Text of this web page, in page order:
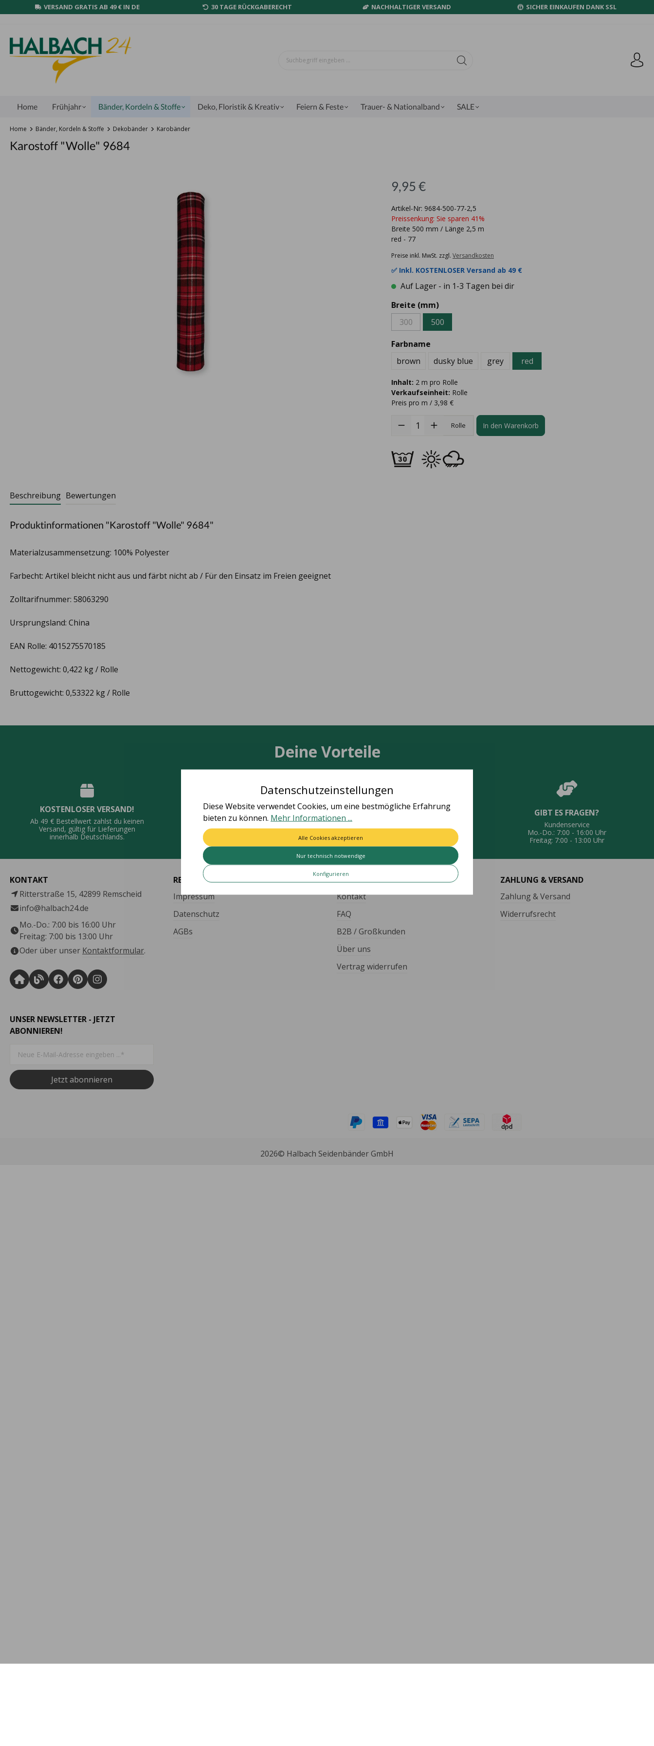
VERSAND GRATIS AB 49 € IN DE 30 TAGE RÜCKGABERECHT NACHHALTIGER VERSAND SICHER EINKAUFEN DANK SSL
Home Frühjahr Bänder, Kordeln & Stoffe Deko, Floristik & Kreativ Feiern & Feste Trauer- & Nationalband SALE
Home Bänder, Kordeln & Stoffe Dekobänder Karobänder
Karostoff "Wolle" 9684
9,95 €
Artikel-Nr: 9684-500-77-2,5
Preissenkung: Sie sparen 41%
Breite 500 mm / Länge 2,5 m
red - 77
Preise inkl. MwSt. zzgl. Versandkosten
✅ Inkl. KOSTENLOSER Versand ab 49 €
Auf Lager - in 1-3 Tagen bei dir
Breite (mm)
300
500
Farbname
brown
dusky blue grey red
Inhalt: 2 m pro Rolle
Verkaufseinheit: Rolle
Preis pro m / 3,98 €
Rolle In den Warenkorb
Beschreibung Bewertungen
Produktinformationen "Karostoff "Wolle" 9684"
Materialzusammensetzung: 100% Polyester
Farbecht: Artikel bleicht nicht aus und färbt nicht ab / Für den Einsatz im Freien geeignet
Zolltarifnummer: 58063290
Ursprungsland: China
EAN Rolle: 4015275570185
Nettogewicht: 0,422 kg / Rolle
Bruttogewicht: 0,53322 kg / Rolle
Deine Vorteile
KOSTENLOSER VERSAND!
Ab 49 € Bestellwert zahlst du keinen
Versand, gültig für Lieferungen
innerhalb Deutschlands.
QUALITÄT MADE IN GERMANY
Viele Artikel vollständig in
Schnelle und bequeme Lieferung
GIBT ES FRAGEN?
Kundenservice
Mo.-Do.: 7:00 - 16:00 Uhr
Freitag: 7:00 - 13:00 Uhr
KONTAKT
Ritterstraße 15, 42899 Remscheid
info@halbach24.de
Mo.-Do.: 7:00 bis 16:00 Uhr
Freitag: 7:00 bis 13:00 Uhr
Oder über unser Kontaktformular.
RECHTLICHES
Impressum
Datenschutz
AGBs
HILFE & KONTAKT
Kontakt
FAQ
B2B / Großkunden
Über uns
Vertrag widerrufen
ZAHLUNG & VERSAND
Zahlung & Versand
Widerrufsrecht
UNSER NEWSLETTER - JETZT
ABONNIEREN!
Jetzt abonnieren
2026© Halbach Seidenbänder GmbH
Datenschutzeinstellungen
Diese Website verwendet Cookies, um eine bestmögliche Erfahrung
bieten zu können. Mehr Informationen ...
Nur technisch notwendige
Konfigurieren
Alle Cookies akzeptieren